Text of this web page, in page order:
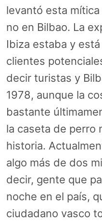
levantó esta
no en Bilbao. La
Ibiza estaba y
clientes
decir turistas y
1978, aunque la
bastante
la caseta de perro
historia.
algo más de dos
decir, gente que
noche en el país,
ciudadano vasco